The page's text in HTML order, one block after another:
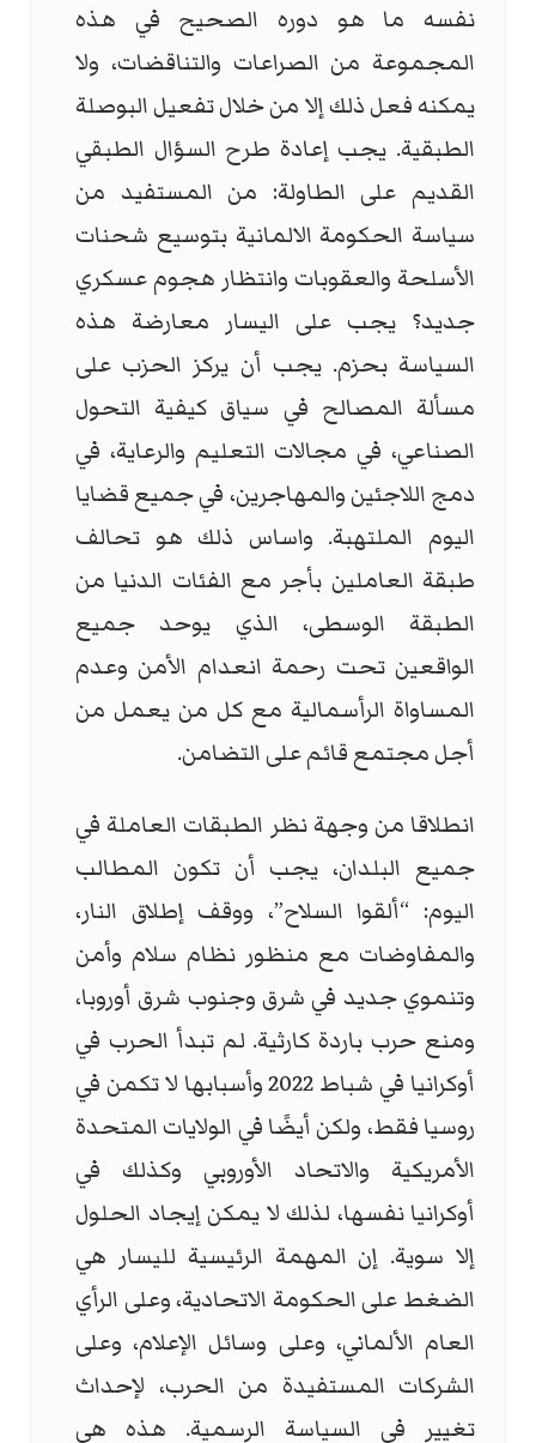
نفسه ما هو دوره الصحيح في هذه
المجموعة من الصراعات والتناقضات، ولا
يمكنه فعل ذلك إلا من خلال تفعيل البوصلة
الطبقية. يجب إعادة طرح السؤال الطبقي
القديم على الطاولة: من المستفيد من
سياسة الحكومة الالمانية بتوسيع شحنات
الأسلحة والعقوبات وانتظار هجوم عسكري
جديد؟ يجب على اليسار معارضة هذه
السياسة بحزم. يجب أن يركز الحزب على
مسألة المصالح في سياق كيفية التحول
الصناعي، في مجالات التعليم والرعاية، في
دمج اللاجئين والمهاجرين، في جميع قضايا
اليوم الملتهبة. واساس ذلك هو تحالف
طبقة العاملين بأجر مع الفئات الدنيا من
الطبقة الوسطى، الذي يوحد جميع
الواقعين تحت رحمة انعدام الأمن وعدم
المساواة الرأسمالية مع كل من يعمل من
أجل مجتمع قائم على التضامن.
انطلاقا من وجهة نظر الطبقات العاملة في
جميع البلدان، يجب أن تكون المطالب
اليوم: “ألقوا السلاح”، ووقف إطلاق النار،
والمفاوضات مع منظور نظام سلام وأمن
وتنموي جديد في شرق وجنوب شرق أوروبا،
ومنع حرب باردة كارثية. لم تبدأ الحرب في
أوكرانيا في شباط 2022 وأسبابها لا تكمن في
روسيا فقط، ولكن أيضًا في الولايات المتحدة
الأمريكية والاتحاد الأوروبي وكذلك في
أوكرانيا نفسها، لذلك لا يمكن إيجاد الحلول
إلا سوية. إن المهمة الرئيسية لليسار هي
الضغط على الحكومة الاتحادية، وعلى الرأي
العام الألماني، وعلى وسائل الإعلام، وعلى
الشركات المستفيدة من الحرب، لإحداث
تغيير في السياسة الرسمية. هذه هي